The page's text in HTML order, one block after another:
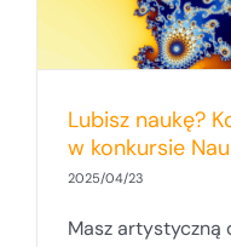
Lubisz naukę?
w konkursie
2025/04/23
Masz artystyczną